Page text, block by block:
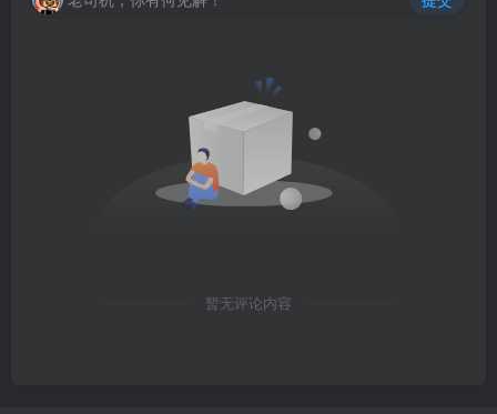
暂无评论内容